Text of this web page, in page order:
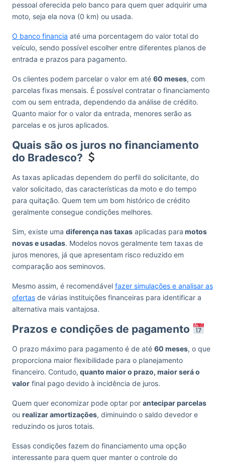
pessoal oferecida pelo banco para quem quer adquirir uma
moto, seja ela nova (0 km) ou usada.
O banco financia até uma porcentagem do valor total do
veículo, sendo possível escolher entre diferentes planos de
entrada e prazos para pagamento.
Os clientes podem parcelar o valor em até 60 meses, com
parcelas fixas mensais. É possível contratar o financiamento
com ou sem entrada, dependendo da análise de crédito.
Quanto maior for o valor da entrada, menores serão as
parcelas e os juros aplicados.
Quais são os juros no financiamento
do Bradesco?
As taxas aplicadas dependem do perfil do solicitante, do
valor solicitado, das características da moto e do tempo
para quitação. Quem tem um bom histórico de crédito
geralmente consegue condições melhores.
Sim, existe uma diferença nas taxas aplicadas para motos
novas e usadas. Modelos novos geralmente tem taxas de
juros menores, já que apresentam risco reduzido em
comparação aos seminovos.
Mesmo assim, é recomendável fazer simulações e analisar as
ofertas de várias instituições financeiras para identificar a
alternativa mais vantajosa.
Prazos e condições de pagamento
O prazo máximo para pagamento é de até 60 meses, o que
proporciona maior flexibilidade para o planejamento
financeiro. Contudo, quanto maior o prazo, maior será o
valor final pago devido à incidência de juros.
Quem quer economizar pode optar por antecipar parcelas
ou realizar amortizações, diminuindo o saldo devedor e
reduzindo os juros totais.
Essas condições fazem do financiamento uma opção
interessante para quem quer manter o controle do